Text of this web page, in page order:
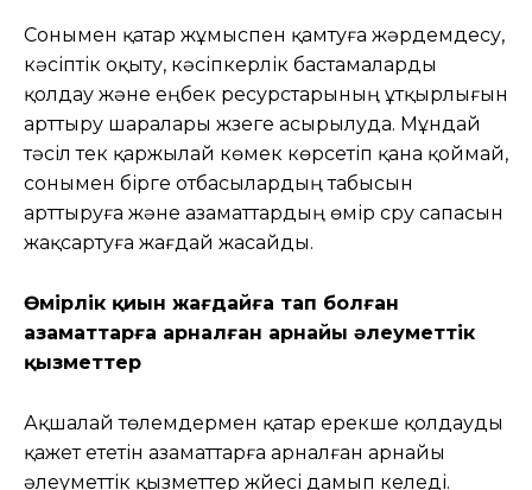
Сонымен қатар жұмыспен қамтуға жәрдемдесу,
кәсіптік оқыту, кәсіпкерлік бастамаларды
қолдау және еңбек ресурстарының ұтқырлығын
арттыру шаралары жүзеге асырылуда. Мұндай
тәсіл тек қаржылай көмек көрсетіп қана қоймай,
сонымен бірге отбасылардың табысын
арттыруға және азаматтардың өмір сүру сапасын
жақсартуға жағдай жасайды.
Өмірлік қиын жағдайға тап болған
азаматтарға арналған арнайы әлеуметтік
қызметтер
Ақшалай төлемдермен қатар ерекше қолдауды
қажет ететін азаматтарға арналған арнайы
әлеуметтік қызметтер жүйесі дамып келеді.